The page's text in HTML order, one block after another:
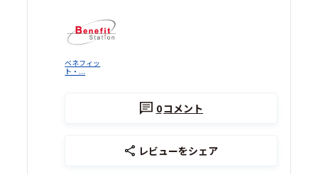
ベネフィッ
ト・...
0コメント
レビューをシェア